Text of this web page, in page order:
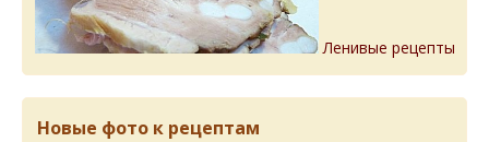
Ленивые рецепты
Новые фото к рецептам